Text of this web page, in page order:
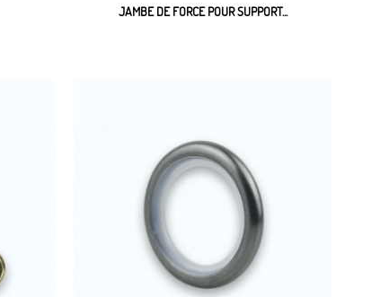
JAMBE DE FORCE POUR SUPPORT...